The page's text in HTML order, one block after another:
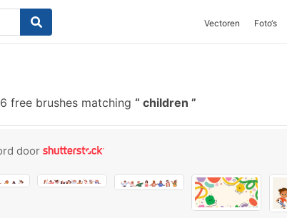
Vectoren Foto‘s
free brushes matching children
door